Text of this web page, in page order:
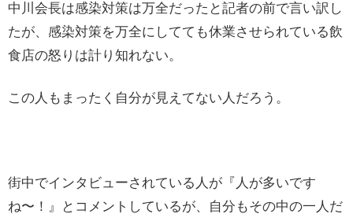
中川会長は感染対策は万全だったと記者の前で言い訳し
たが、感染対策を万全にしてても休業させられている飲
食店の怒りは計り知れない。
この人もまったく自分が見えてない人だろう。
街中でインタビューされている人が『人が多いです
ね〜！』とコメントしているが、自分もその中の一人だ